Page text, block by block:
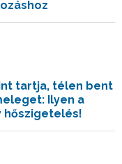
tartja, télen bent
Ilyen a
hőszigetelés!